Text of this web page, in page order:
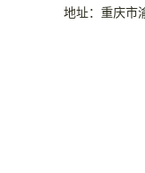
地址：重庆市